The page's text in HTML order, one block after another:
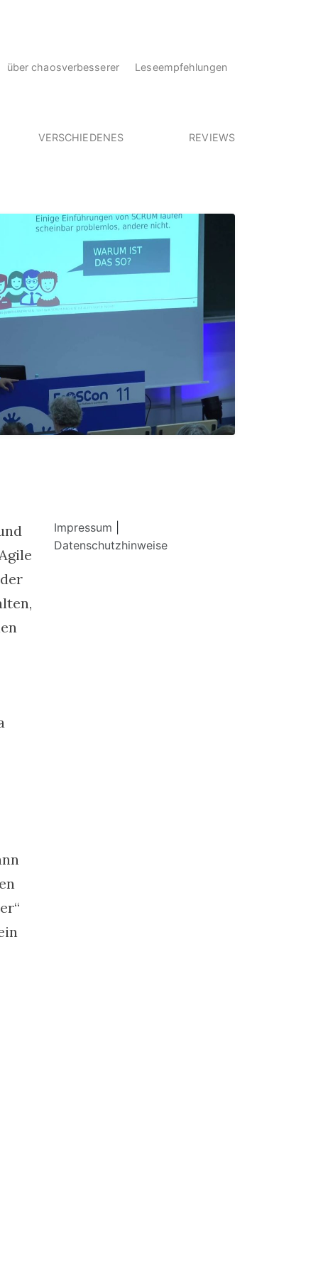
über chaosverbesserer Leseempfehlungen
VERSCHIEDENES REVIEWS
Impressum
Datenschutzhinweise